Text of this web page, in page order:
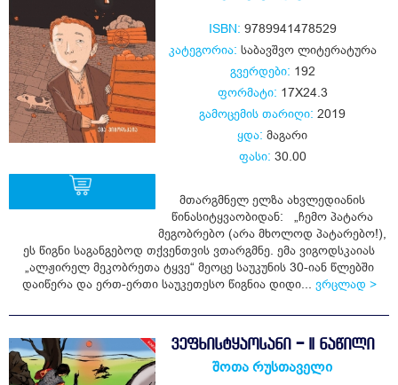
ყიდვა
ISBN: 9789941478529
კატეგორია: საბავშვო ლიტერატურა
გვერდები: 192
ფორმატი: 17X24.3
გამოცემის თარიღი: 2019
ყდა: მაგარი
ფასი: 30.00
მთარგმნელ ელზა ახვლედიანის
წინასიტყვაობიდან: „ჩემო პატარა
მეგობრებო (არა მხოლოდ პატარებო!),
ეს წიგნი საგანგებოდ თქვენთვის ვთარგმნე. ემა ვიგოდსკაიას
„ალჟირელ მეკობრეთა ტყვე“ მეოცე საუკუნის 30-იან წლებში
დაიწერა და ერთ-ერთი საუკეთესო წიგნია დიდი... ვრცლად >
ᲕᲔᲤᲮᲘᲡᲢᲧᲐᲝᲡᲐᲜᲘ - II ᲜᲐᲬᲘᲚᲘ
შოთა რუსთაველი